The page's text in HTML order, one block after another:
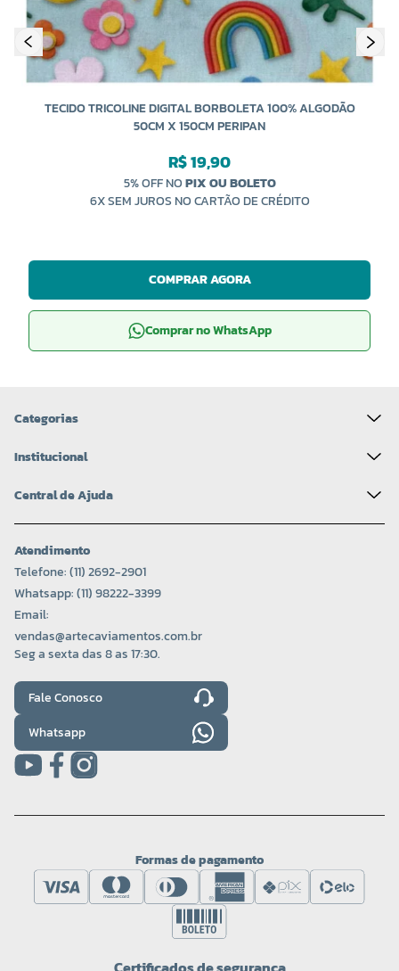
TECIDO TRICOLINE DIGITAL BORBOLETA 100% ALGODÃO
50CM X 150CM PERIPAN
R$ 19,90
5% OFF NOPIX OU BOLETO
6X SEM JUROS NO CARTÃO DE CRÉDITO
COMPRAR AGORA
Comprar no WhatsApp
Categorias
Institucional
Central de Ajuda
Atendimento
Telefone: (11) 2692-2901
Whatsapp: (11) 98222-3399
Email:
vendas@artecaviamentos.com.br
Seg a sexta das 8 as 17:30.
Fale Conosco
Whatsapp
Formas de pagamento